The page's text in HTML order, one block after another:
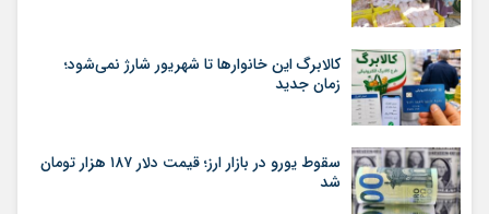
کالابرگ این خانوارها تا شهریور شارژ نمی‌شود؛
زمان جدید
سقوط یورو در بازار ارز؛ قیمت دلار ۱۸۷ هزار تومان
شد